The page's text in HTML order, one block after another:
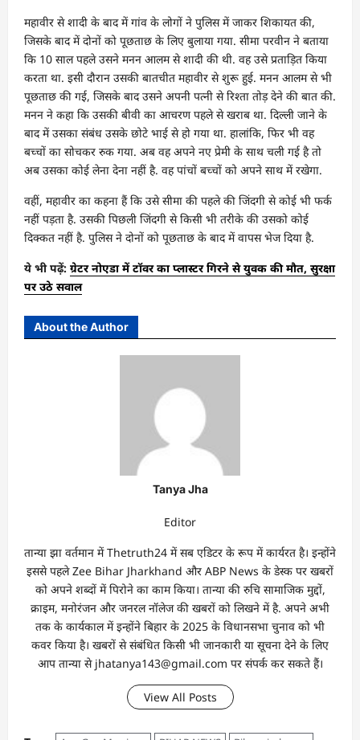
महावीर से शादी के बाद में गांव के लोगों ने पुलिस में जाकर शिकायत की,
जिसके बाद में दोनों को पूछताछ के लिए बुलाया गया. सीमा परवीन ने बताया
कि 10 साल पहले उसने मनन आलम से शादी की थी. वह उसे प्रताड़ित किया
करता था. इसी दौरान उसकी बातचीत महावीर से शुरू हुई. मनन आलम से भी
पूछताछ की गई, जिसके बाद उसने अपनी पत्नी से रिश्ता तोड़ देने की बात की.
मनन ने कहा कि उसकी बीवी का आचरण पहले से खराब था. दिल्ली जाने के
बाद में उसका संबंध उसके छोटे भाई से हो गया था. हालांकि, फिर भी वह
बच्चों का सोचकर रुक गया. अब वह अपने नए प्रेमी के साथ चली गई है तो
अब उसका कोई लेना देना नहीं है. वह पांचों बच्चों को अपने साथ में रखेगा.
वहीं, महावीर का कहना हैं कि उसे सीमा की पहले की जिंदगी से कोई भी फर्क
नहीं पड़ता है. उसकी पिछली जिंदगी से किसी भी तरीके की उसको कोई
दिक्कत नहीं है. पुलिस ने दोनों को पूछताछ के बाद में वापस भेज दिया है.
ये भी पढ़ें: ग्रेटर नोएडा में टॉवर का प्लास्टर गिरने से युवक की मौत, सुरक्षा
पर उठे सवाल
About the Author
Tanya Jha
Editor
तान्‍या झा वर्तमान में Thetruth24 में सब एडिटर के रूप में कार्यरत है। इन्होंने
इससे पहले Zee Bihar Jharkhand और ABP News के डेस्क पर खबरों
को अपने शब्दों में पिरोने का काम किया। तान्‍या की रुचि सामाजिक मुद्दों,
क्राइम, मनोरंजन और जनरल नॉलेज की खबरों को लिखने में है. अपने अभी
तक के कार्यकाल में इन्होंने बिहार के 2025 के विधानसभा चुनाव को भी
कवर किया है। खबरों से संबंधित किसी भी जानकारी या सूचना देने के लिए
आप तान्‍या से jhatanya143@gmail.com पर संपर्क कर सकते हैं।
View All Posts